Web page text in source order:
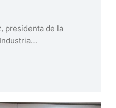
presidenta de la